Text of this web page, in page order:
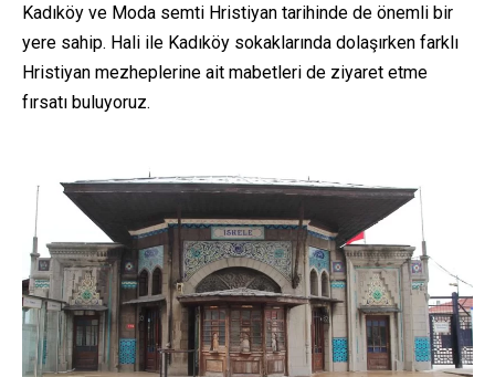
Kadıköy ve Moda semti Hristiyan tarihinde de önemli bir
yere sahip. Hali ile Kadıköy sokaklarında dolaşırken farklı
Hristiyan mezheplerine ait mabetleri de ziyaret etme
fırsatı buluyoruz.